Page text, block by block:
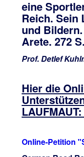
eine
Reich. Sein
und
Arete. 272
Prof. Detlef
Hier die
LAUFMAUT:
Online-Petition